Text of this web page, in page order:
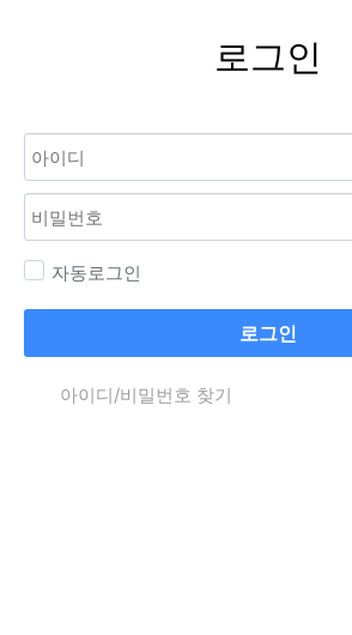
로그인
자동로그인
로그인
아이디/비밀번호 찾기